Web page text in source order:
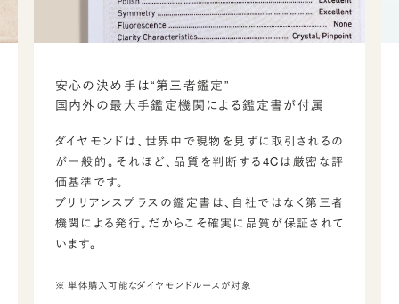
安心の決め手は“第三者鑑定”
国内外の最大手鑑定機関による鑑定書が付属
ダイヤモンドは、世界中で現物を見ずに取引されるの
が一般的。それほど、品質を判断する4Cは厳密な評
価基準です。
ブリリアンスプラスの鑑定書は、自社ではなく第三者
機関による発行。だからこそ確実に品質が保証されて
います。
※ 単体購入可能なダイヤモンドルースが対象